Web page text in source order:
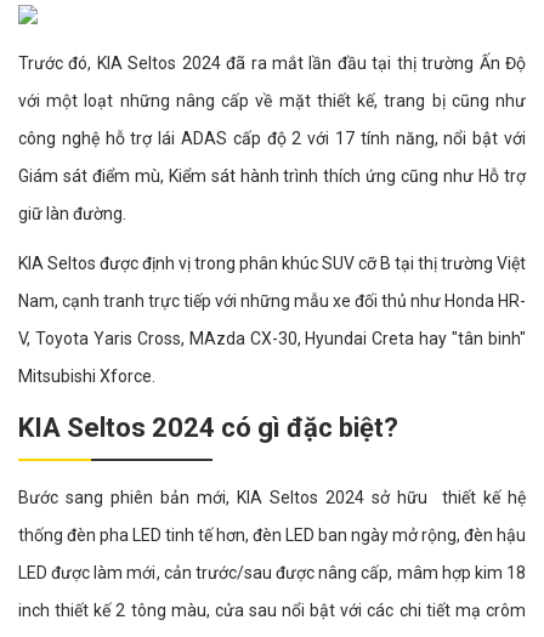
Trước đó, KIA Seltos 2024 đã ra mắt lần đầu tại thị trường Ấn Độ
với một loạt những nâng cấp về mặt thiết kế, trang bị cũng như
công nghệ hỗ trợ lái ADAS cấp độ 2 với 17 tính năng, nổi bật với
Giám sát điểm mù, Kiểm sát hành trình thích ứng cũng như Hỗ trợ
giữ làn đường.
KIA Seltos được định vị trong phân khúc SUV cỡ B tại thị trường Việt
Nam, cạnh tranh trực tiếp với những mẫu xe đối thủ như Honda HR-
V, Toyota Yaris Cross, MAzda CX-30, Hyundai Creta hay "tân binh"
Mitsubishi Xforce.
KIA Seltos 2024 có gì đặc biệt?
Bước sang phiên bản mới, KIA Seltos 2024 sở hữu thiết kế hệ
thống đèn pha LED tinh tế hơn, đèn LED ban ngày mở rộng, đèn hậu
LED được làm mới, cản trước/sau được nâng cấp, mâm hợp kim 18
inch thiết kế 2 tông màu, cửa sau nổi bật với các chi tiết mạ crôm